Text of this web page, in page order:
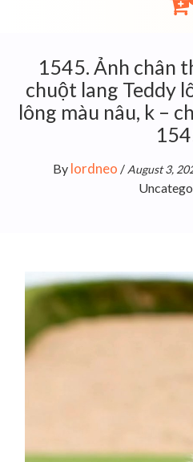
1545. Ảnh chân
chuột lang Teddy
lông màu nâu, k –
By lordneo / August 3,